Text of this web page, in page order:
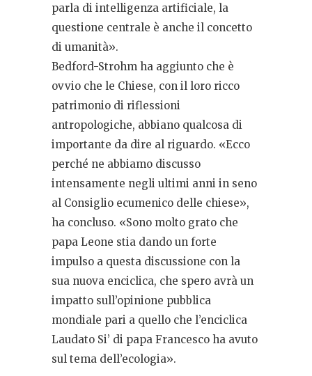
parla di intelligenza artificiale, la
questione centrale è anche il concetto
di umanità».
Bedford-Strohm ha aggiunto che è
ovvio che le Chiese, con il loro ricco
patrimonio di riflessioni
antropologiche, abbiano qualcosa di
importante da dire al riguardo. «Ecco
perché ne abbiamo discusso
intensamente negli ultimi anni in seno
al Consiglio ecumenico delle chiese»,
ha concluso. «Sono molto grato che
papa Leone stia dando un forte
impulso a questa discussione con la
sua nuova enciclica, che spero avrà un
impatto sull’opinione pubblica
mondiale pari a quello che l’enciclica
Laudato Si’ di papa Francesco ha avuto
sul tema dell’ecologia».